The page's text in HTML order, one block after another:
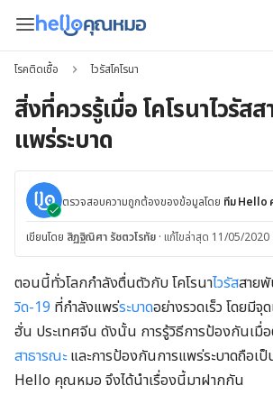
โรคติดเชื้อ ไวรัสโคโรนา
สิ่งที่ควรรู้เมื่อ โคโรนาไวรัส
แพร่ระบาด
ตรวจสอบความถูกต้องของข้อมูลโดย ทีม Hello
เขียนโดย สิฏฐิณิศา รัชตวโรทัย · แก้ไขล่าสุด 11/05/2020
ตอนนี้ทั่วโลกกำลังตื่นตัวกับ โคโรนาไวรัสสาย
วิด-19 ที่กำลังแพร่ระบาดอย่างรวดเร็ว โดยมีจุ
ฮั่น ประเทศจีน ดังนั้น การรู้วิธีการป้องกันเมื่
สาธารณะและการป้องกันการแพร่ระบาดถือเ
Hello คุณหมอ จึงได้นำเรื่องนี้มาฝากกัน